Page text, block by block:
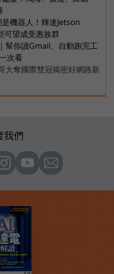
機器人！輝達Jetson
可望成受惠族群
幫你讀Gmail、自動跑完工
次看
大奪國際雙冠揭密好網路新
我們